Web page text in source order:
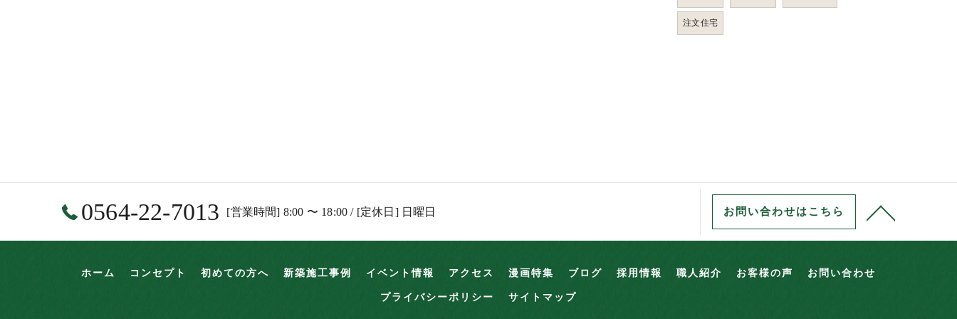
注文住宅
0564-22-7013 [営業時間] 8:00 〜 18:00 / [定休日] 日曜日 お問い合わせはこちら
ホーム コンセプト 初めての方へ 新築施工事例 イベント情報 アクセス 漫画特集 ブログ 採用情報 職人紹介 お客様の声 お問い合わせ
プライバシーポリシー サイトマップ